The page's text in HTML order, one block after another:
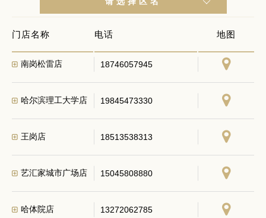
门店名称 电话 地图
45151075275
南岗松雷店 18746057945
哈尔滨理工大学店 19845473330
王岗店 18513538313
艺汇家城市广场店 15045808880
哈体院店 13272062785